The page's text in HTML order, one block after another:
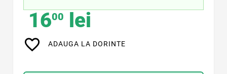
1600 lei
favorite_border ADAUGA LA DORINTE